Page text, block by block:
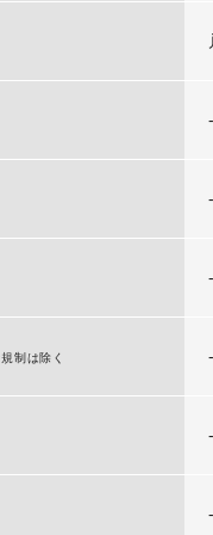
-
-
-
制は除く -
-
-